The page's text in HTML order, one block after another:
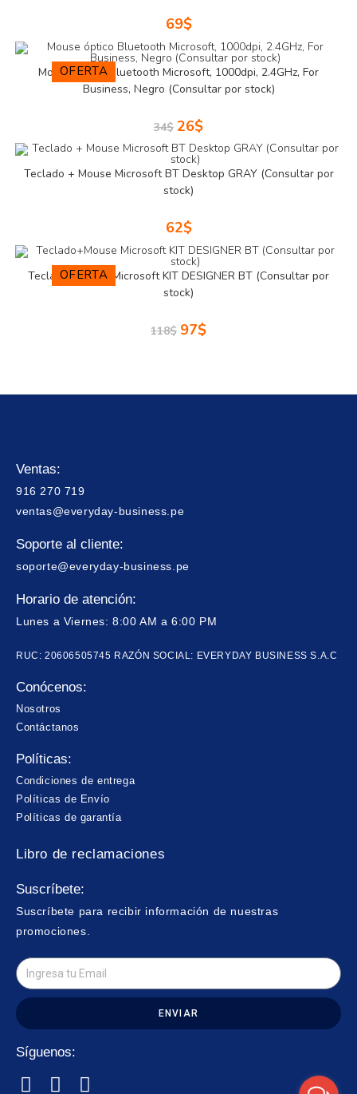
69$
OFERTA
Mouse óptico Bluetooth Microsoft, 1000dpi, 2.4GHz, For
Business, Negro (Consultar por stock)
34$ 26$
Teclado + Mouse Microsoft BT Desktop GRAY (Consultar por
stock)
62$
OFERTA
Teclado+Mouse Microsoft KIT DESIGNER BT (Consultar por
stock)
118$ 97$
Ventas:
916 270 719
ventas@everyday-business.pe
Soporte al cliente:
soporte@everyday-business.pe
Horario de atención:
Lunes a Viernes: 8:00 AM a 6:00 PM
RUC: 20606505745 RAZÓN SOCIAL: EVERYDAY BUSINESS S.A.C
Conócenos:
Nosotros
Contáctanos
Políticas:
Condiciones de entrega
Políticas de Envío
Políticas de garantía
Libro de reclamaciones
Suscríbete:
Suscríbete para recibir información de nuestras
promociones.
ENVIAR
Síguenos: